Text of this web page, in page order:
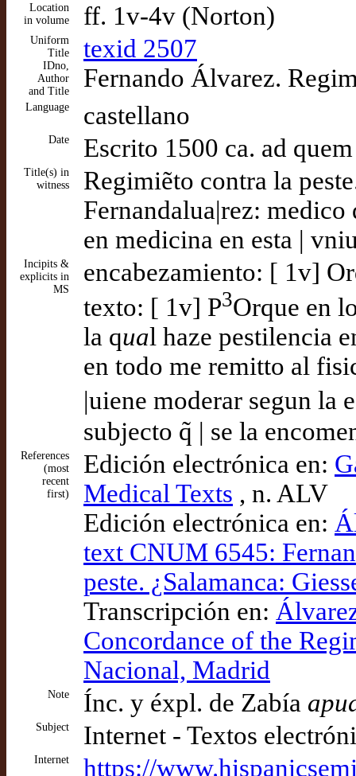
Location
in volume
ff. 1v-4v (Norton)
Uniform
Title
IDno,
Author
and Title
texid 2507
Fernando Álvarez.
Language castellano
Date Escrito 1500 ca. ad quem
Title(s) in
witness
Regimiẽto contra la
Fernandalua|rez: medico
en medicina en esta |
Incipits &
explicits in
MS
encabezamiento: [ 1v]
texto: [ 1v] P3Orque en
la qual haze pestilencia
en todo me remitto al
|uiene moderar segun la
subjecto q̃ | se la
References
(most
recent
first)
Edición electrónica en:
Medical Texts , n. ALV
Edición electrónica en:
text CNUM 6545:
peste. ¿Salamanca:
Transcripción en:
Concordance of the
Nacional, Madrid
Note Ínc. y éxpl. de Zabía
Subject Internet - Textos
Internet https://